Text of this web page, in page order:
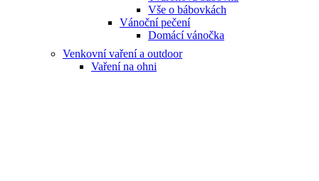
Vše o bábovkách
Vánoční pečení
Domácí vánočka
Venkovní vaření a outdoor
Vaření na ohni